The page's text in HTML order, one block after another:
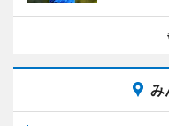
み